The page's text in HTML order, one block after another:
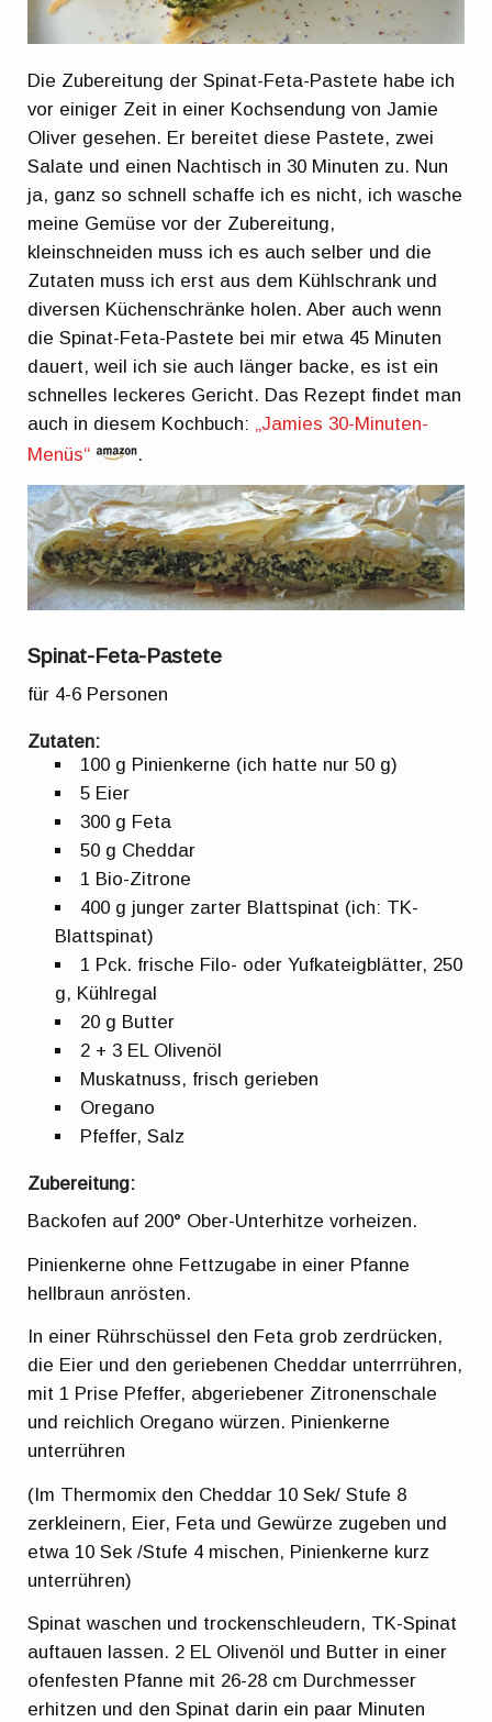
Die Zubereitung der Spinat-Feta-Pastete habe ich
vor einiger Zeit in einer Kochsendung von Jamie
Oliver gesehen. Er bereitet diese Pastete, zwei
Salate und einen Nachtisch in 30 Minuten zu. Nun
ja, ganz so schnell schaffe ich es nicht, ich wasche
meine Gemüse vor der Zubereitung,
kleinschneiden muss ich es auch selber und die
Zutaten muss ich erst aus dem Kühlschrank und
diversen Küchenschränke holen. Aber auch wenn
die Spinat-Feta-Pastete bei mir etwa 45 Minuten
dauert, weil ich sie auch länger backe, es ist ein
schnelles leckeres Gericht. Das Rezept findet man
auch in diesem Kochbuch: „Jamies 30-Minuten-
Menüs“
.
Spinat-Feta-Pastete
für 4-6 Personen
Zutaten:
100 g Pinienkerne (ich hatte nur 50 g)
5 Eier
300 g Feta
50 g Cheddar
1 Bio-Zitrone
400 g junger zarter Blattspinat (ich: TK-
Blattspinat)
1 Pck. frische Filo- oder Yufkateigblätter, 250
g, Kühlregal
20 g Butter
2 + 3 EL Olivenöl
Muskatnuss, frisch gerieben
Oregano
Pfeffer, Salz
Zubereitung:
Backofen auf 200° Ober-Unterhitze vorheizen.
Pinienkerne ohne Fettzugabe in einer Pfanne
hellbraun anrösten.
In einer Rührschüssel den Feta grob zerdrücken,
die Eier und den geriebenen Cheddar unterrrühren,
mit 1 Prise Pfeffer, abgeriebener Zitronenschale
und reichlich Oregano würzen. Pinienkerne
unterrühren
(Im Thermomix den Cheddar 10 Sek/ Stufe 8
zerkleinern, Eier, Feta und Gewürze zugeben und
etwa 10 Sek /Stufe 4 mischen, Pinienkerne kurz
unterrühren)
Spinat waschen und trockenschleudern, TK-Spinat
auftauen lassen. 2 EL Olivenöl und Butter in einer
ofenfesten Pfanne mit 26-28 cm Durchmesser
erhitzen und den Spinat darin ein paar Minuten